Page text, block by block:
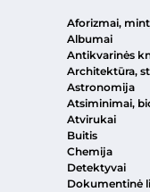
Aforizmai,
Albumai
Antikvarinės
Architektūra,
Astronomija
Atsiminimai,
Atvirukai
Buitis
Chemija
Detektyvai
Dokumentinė